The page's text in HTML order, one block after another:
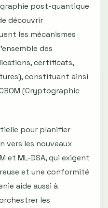
post-quantique
découvrir
les mécanismes
des
certificats,
constituant ainsi
(Cryptographic
pour planifier
vers les nouveaux
et ML-DSA, qui exigent
et une conformité
aide aussi à
les